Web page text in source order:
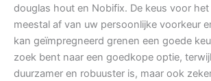
douglas hout en Nobifix. De keus voor
meestal af van uw persoonlijke voorkeur
kan geïmpregneerd grenen een goede
zoek bent naar een goedkope optie,
duurzamer en robuuster is, maar ook